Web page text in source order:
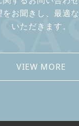
お聞きし、最適
いただきます。
VIEW MORE